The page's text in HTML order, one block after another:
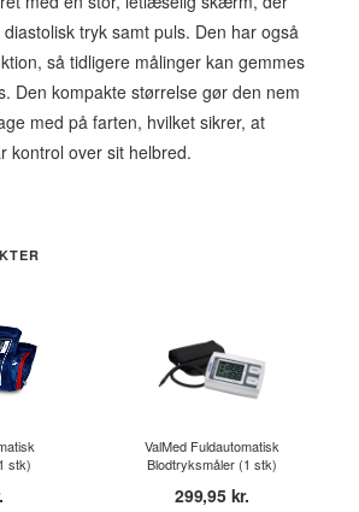
tryk samt puls. Den har også
så tidligere målinger kan gemmes
Den kompakte størrelse gør den nem
med på farten, hvilket sikrer, at
kontrol over sit helbred.
stk)
ValMed Fuldautomatisk
Blodtryksmåler (1 stk)
299,95 kr.